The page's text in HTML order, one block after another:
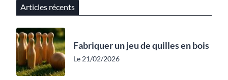
Articles récents
Fabriquer un jeu de quilles en bois
Le 21/02/2026